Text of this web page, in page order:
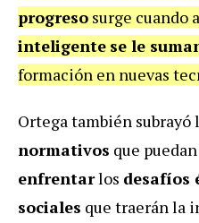
progreso surge cuando
inteligente se le
formación en nuevas
Ortega también subrayó
normativos que puedan
enfrentarlos desafíos
sociales que traerán la